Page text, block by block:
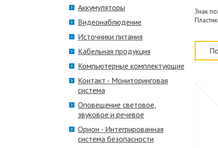
Знак
Аккумуляторы
Видеонаблюдение
Источники питания
Кабельная продукция
Компьютерные комплектующие
Контакт - Мониторинговая
система
Оповещение световое,
звуковое и речевое
Орион - Интегрированная
система безопасности